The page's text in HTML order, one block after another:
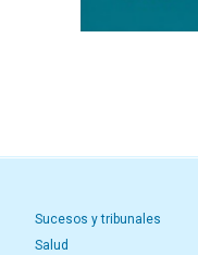
Sucesos y tribunales
Salud